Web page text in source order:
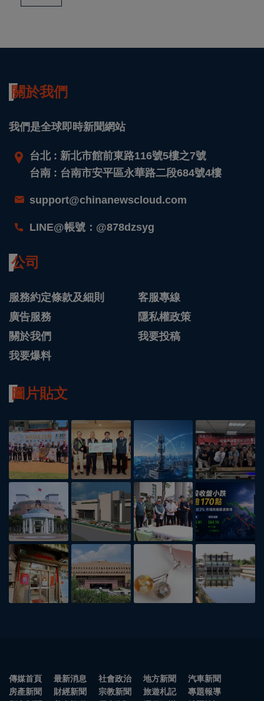
關於我們
我們是全球即時新聞網站
台北 : 新北市館前東路116號5樓之7號
台南 : 台南市安平區永華路二段684號4樓
support@chinanewscloud.com
LINE@帳號：@878dzsyg
公司
服務約定條款及細則
客服專線
廣告服務
隱私權政策
關於我們
我要投稿
我要爆料
圖片貼文
傳媒首頁 最新消息 社會政治 地方新聞
汽車新聞
房產新聞
財經新聞 宗教新聞 旅遊札記
專題報導